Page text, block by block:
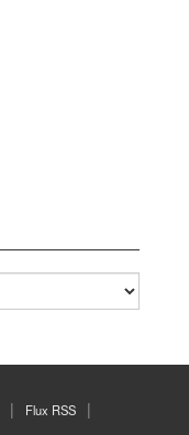
Flux RSS